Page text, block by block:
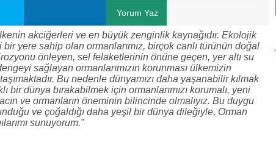
Yorum Yaz
akciğerleri ve en büyük zenginlik kaynağıdır. Ekolojik
yere sahip olan ormanlarımız, birçok canlı türünün doğal
önleyen, sel felaketlerinin önüne geçen, yer altı su
sağlayan ormanlarımızın korunması ülkemizin
Bu nedenle dünyamızı daha yaşanabilir kılmak
bir dünya bırakabilmek için ormanlarımızı korumalı, yeni
ve ormanların öneminin bilincinde olmalıyız. Bu duygu
ve çoğaldığı daha yeşil bir dünya dileğiyle, Orman
sunuyorum.”